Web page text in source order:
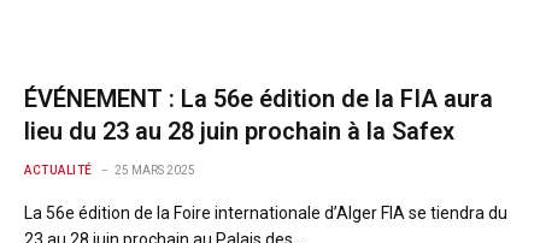
ÉVÉNEMENT : La 56e édition de la FIA aura
lieu du 23 au 28 juin prochain à la Safex
ACTUALITÉ 25 MARS 2025
La 56e édition de la Foire internationale d’Alger FIA se tiendra du
23 au 28 juin prochain au Palais des…